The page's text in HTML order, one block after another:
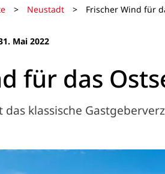
> Neustadt > Frischer Wind für
Mai 2022
für das
klassische